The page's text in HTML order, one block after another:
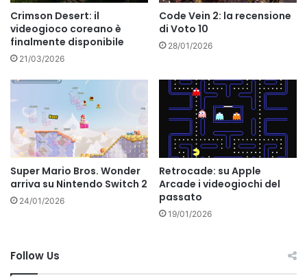
Crimson Desert: il
videogioco coreano è
finalmente disponibile
21/03/2026
Code Vein 2: la recensione
di Voto 10
28/01/2026
Super Mario Bros. Wonder
arriva su Nintendo Switch 2
24/01/2026
Retrocade: su Apple
Arcade i videogiochi del
passato
19/01/2026
Follow Us